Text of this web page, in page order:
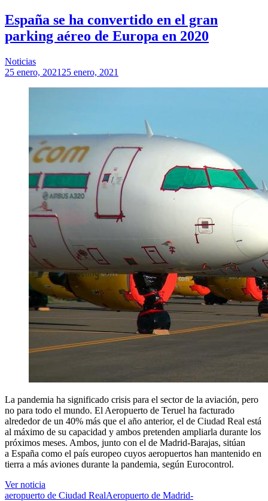
España se ha convertido en el gran
parking aéreo de Europa en 2020
Noticias
25 enero, 2021 25 enero, 2021
La pandemia ha significado crisis para el sector de la aviación, pero
no para todo el mundo. El Aeropuerto de Teruel ha facturado
alrededor de un 40% más que el año anterior, el de Ciudad Real está
al máximo de su capacidad y ambos pretenden ampliarla durante los
próximos meses. Ambos, junto con el de Madrid-Barajas, sitúan
a España como el país europeo cuyos aeropuertos han mantenido en
tierra a más aviones durante la pandemia, según Eurocontrol.
Ver noticia
aeropuerto de Ciudad RealAeropuerto de Madrid-